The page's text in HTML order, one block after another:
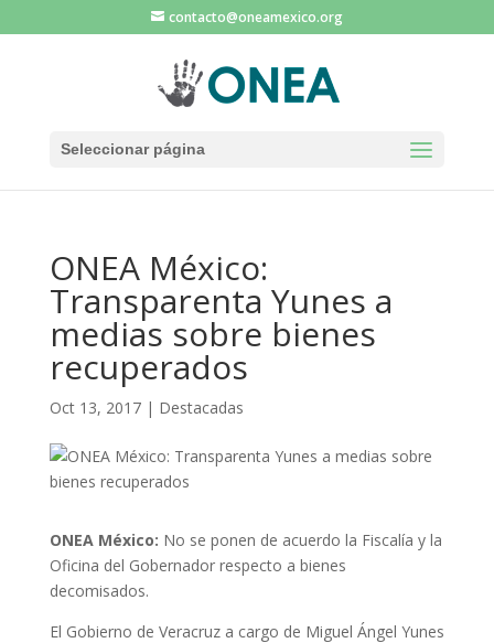
contacto@oneamexico.org
Seleccionar página
ONEA México:
Transparenta Yunes a
medias sobre bienes
recuperados
Oct 13, 2017| Destacadas
ONEA México: No se ponen de acuerdo la Fiscalía y la
Oficina del Gobernador respecto a bienes
decomisados.
El Gobierno de Veracruz a cargo de Miguel Ángel Yunes